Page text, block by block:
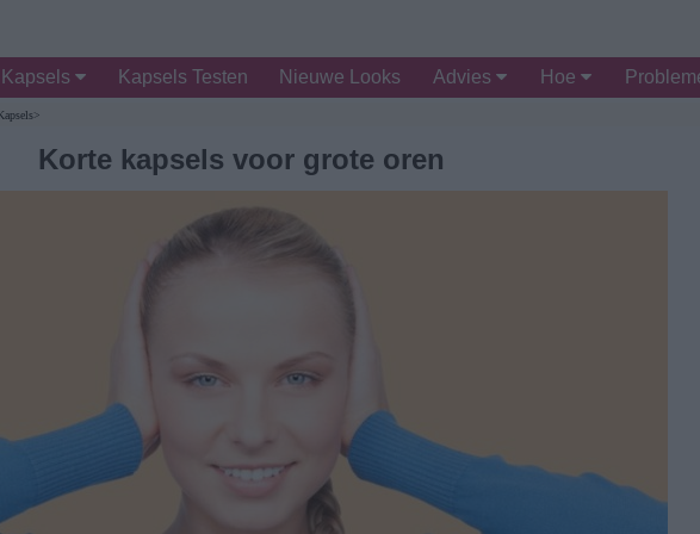
Kapsels Kapsels Testen Nieuwe Looks Advies Hoe
>
Korte kapsels voor grote oren